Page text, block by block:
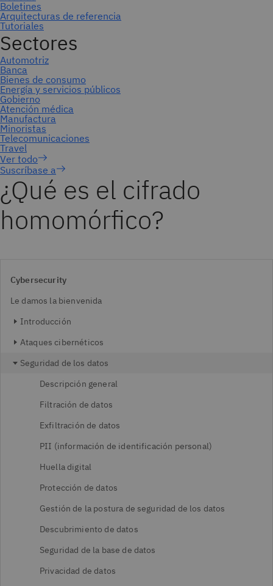
Suscríbase a
¿Qué es el cifrado
homomórfico?
Cybersecurity
Le damos la bienvenida
Introducción
Ataques cibernéticos
Seguridad de los datos
Descripción general
Filtración de datos
Exfiltración de datos
PII (información de identificación personal)
Huella digital
Protección de datos
Gestión de la postura de seguridad de los datos
Descubrimiento de datos
Seguridad de la base de datos
Privacidad de datos